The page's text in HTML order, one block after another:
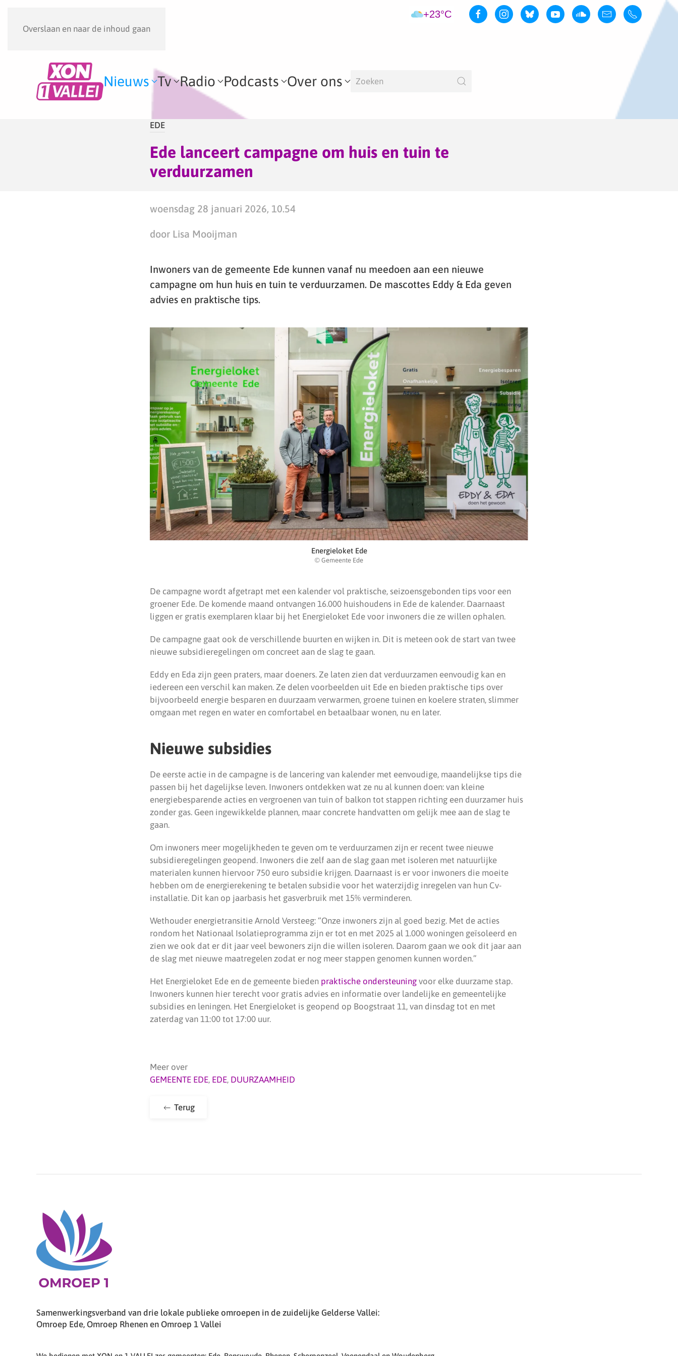
Overslaan en naar de inhoud gaan
+23°C
Nieuws Tv Radio Podcasts Over ons
EDE
Ede lanceert campagne om huis en tuin te
verduurzamen
woensdag 28 januari 2026, 10.54
door Lisa Mooijman
Inwoners van de gemeente Ede kunnen vanaf nu meedoen aan een nieuwe
campagne om hun huis en tuin te verduurzamen. De mascottes Eddy & Eda geven
advies en praktische tips.
Energieloket Ede
© Gemeente Ede
De campagne wordt afgetrapt met een kalender vol praktische, seizoensgebonden tips voor een
groener Ede. De komende maand ontvangen 16.000 huishoudens in Ede de kalender. Daarnaast
liggen er gratis exemplaren klaar bij het Energieloket Ede voor inwoners die ze willen ophalen.
De campagne gaat ook de verschillende buurten en wijken in. Dit is meteen ook de start van twee
nieuwe subsidieregelingen om concreet aan de slag te gaan.
Eddy en Eda zijn geen praters, maar doeners. Ze laten zien dat verduurzamen eenvoudig kan en
iedereen een verschil kan maken. Ze delen voorbeelden uit Ede en bieden praktische tips over
bijvoorbeeld energie besparen en duurzaam verwarmen, groene tuinen en koelere straten, slimmer
omgaan met regen en water en comfortabel en betaalbaar wonen, nu en later.
Nieuwe subsidies
De eerste actie in de campagne is de lancering van kalender met eenvoudige, maandelijkse tips die
passen bij het dagelijkse leven. Inwoners ontdekken wat ze nu al kunnen doen: van kleine
energiebesparende acties en vergroenen van tuin of balkon tot stappen richting een duurzamer huis
zonder gas. Geen ingewikkelde plannen, maar concrete handvatten om gelijk mee aan de slag te
gaan.
Om inwoners meer mogelijkheden te geven om te verduurzamen zijn er recent twee nieuwe
subsidieregelingen geopend. Inwoners die zelf aan de slag gaan met isoleren met natuurlijke
materialen kunnen hiervoor 750 euro subsidie krijgen. Daarnaast is er voor inwoners die moeite
hebben om de energierekening te betalen subsidie voor het waterzijdig inregelen van hun Cv-
installatie. Dit kan op jaarbasis het gasverbruik met 15% verminderen.
Wethouder energietransitie Arnold Versteeg: “Onze inwoners zijn al goed bezig. Met de acties
rondom het Nationaal Isolatieprogramma zijn er tot en met 2025 al 1.000 woningen geïsoleerd en
zien we ook dat er dit jaar veel bewoners zijn die willen isoleren. Daarom gaan we ook dit jaar aan
de slag met nieuwe maatregelen zodat er nog meer stappen genomen kunnen worden.”
Het Energieloket Ede en de gemeente bieden praktische ondersteuning voor elke duurzame stap.
Inwoners kunnen hier terecht voor gratis advies en informatie over landelijke en gemeentelijke
subsidies en leningen. Het Energieloket is geopend op Boogstraat 11, van dinsdag tot en met
zaterdag van 11:00 tot 17:00 uur.
Meer over
GEMEENTE EDE, EDE, DUURZAAMHEID
Terug
Samenwerkingsverband van drie lokale publieke omroepen in de zuidelijke Gelderse Vallei:
Omroep Ede, Omroep Rhenen en Omroep 1 Vallei